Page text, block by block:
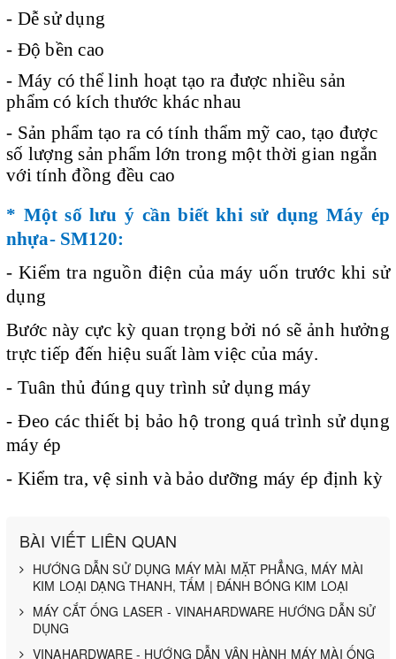
- Dễ sử dụng
- Độ bền cao
- Máy có thể linh hoạt tạo ra được nhiều sản
phẩm có kích thước khác nhau
- Sản phẩm tạo ra có tính thẩm mỹ cao, tạo được
số lượng sản phẩm lớn trong một thời gian ngắn
với tính đồng đều cao
* Một số lưu ý cần biết khi sử dụng Máy ép
nhựa- SM120:
- Kiểm tra nguồn điện của máy uốn trước khi sử
dụng
Bước này cực kỳ quan trọng bởi nó sẽ ảnh hưởng
trực tiếp đến hiệu suất làm việc của máy.
- Tuân thủ đúng quy trình sử dụng máy
- Đeo các thiết bị bảo hộ trong quá trình sử dụng
máy ép
- Kiểm tra, vệ sinh và bảo dưỡng máy ép định kỳ
BÀI VIẾT LIÊN QUAN
HƯỚNG DẪN SỬ DỤNG MÁY MÀI MẶT PHẲNG, MÁY MÀI
KIM LOẠI DẠNG THANH, TẤM | ĐÁNH BÓNG KIM LOẠI
MÁY CẮT ỐNG LASER - VINAHARDWARE HƯỚNG DẪN SỬ
DỤNG
VINAHARDWARE - HƯỚNG DẪN VẬN HÀNH MÁY MÀI ỐNG